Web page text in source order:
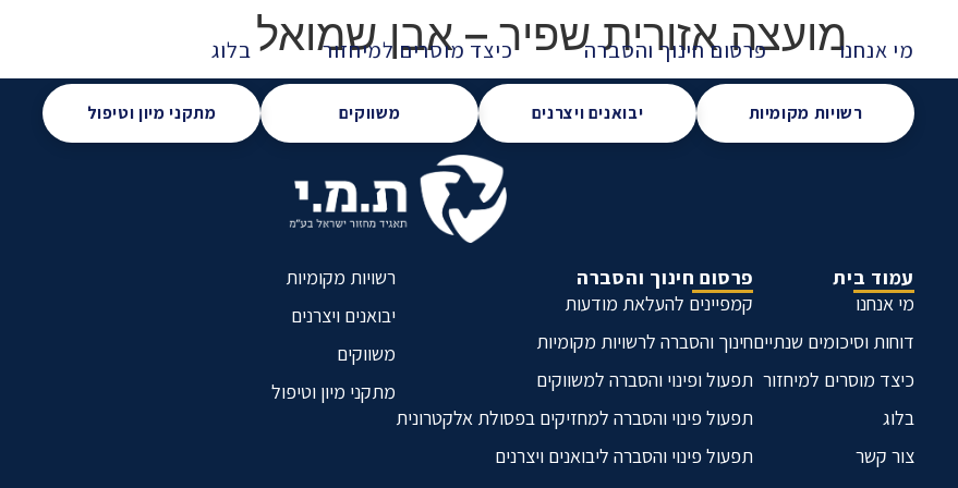
מי אנחנו פרסום חינוך והסברה כיצד מוסרים למיחזור בלוג
רשויות מקומיות יבואנים ויצרנים משווקים מתקני מיון וטיפול
מועצה אזורית שפיר – אבן שמואל
עמוד בית
מי אנחנו
דוחות וסיכומים שנתיים
כיצד מוסרים למיחזור
בלוג
צור קשר
פרסום חינוך והסברה
קמפיינים להעלאת מודעות
חינוך והסברה לרשויות מקומיות
תפעול ופינוי והסברה למשווקים
תפעול פינוי והסברה למחזיקים בפסולת אלקטרונית
תפעול פינוי והסברה ליבואנים ויצרנים
רשויות מקומיות
יבואנים ויצרנים
משווקים
מתקני מיון וטיפול